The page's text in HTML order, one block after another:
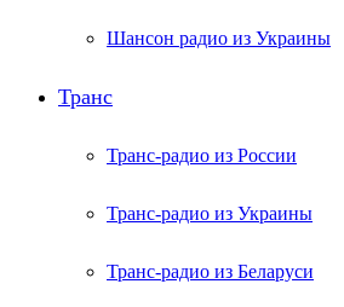
Шансон радио из Украины
Транс
Транс-радио из России
Транс-радио из Украины
Транс-радио из Беларуси